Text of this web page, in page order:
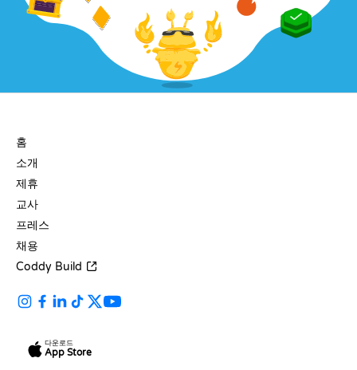
홈
소개
제휴
교사
프레스
채용
Coddy Build
다운로드
App Store